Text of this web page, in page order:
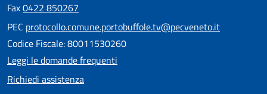
Fax0422 850267
PEC protocollo.comune.portobuffole.tv@pecveneto.it
Codice Fiscale: 80011530260
Leggi le domande frequenti
Richiedi assistenza